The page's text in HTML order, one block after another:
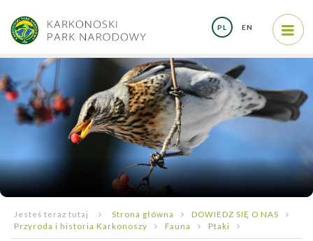
PL EN
Jesteś teraz tutaj Strona główna
DOWIEDZ SIĘ O NAS
Przyroda i historia Karkonoszy
Fauna Ptaki